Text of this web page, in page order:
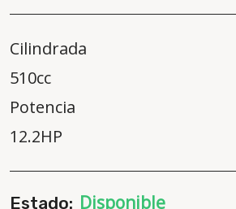
Cilindrada
510cc
Potencia
12.2HP
Estado: Disponible